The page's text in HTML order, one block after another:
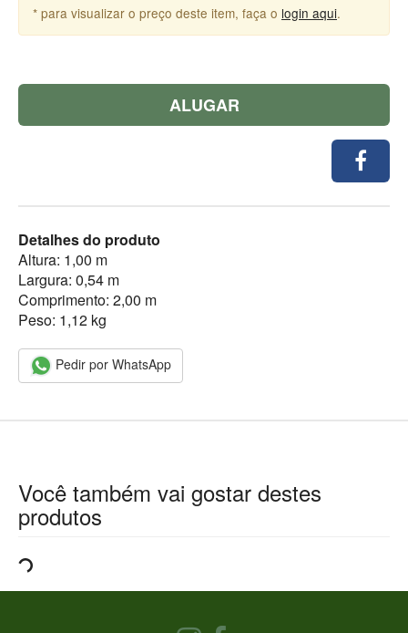
* para visualizar o preço deste item, faça o login aqui.
ALUGAR
Detalhes do produto
Altura: 1,00 m
Largura: 0,54 m
Comprimento: 2,00 m
Peso: 1,12 kg
Pedir por WhatsApp
Você também vai gostar destes
produtos